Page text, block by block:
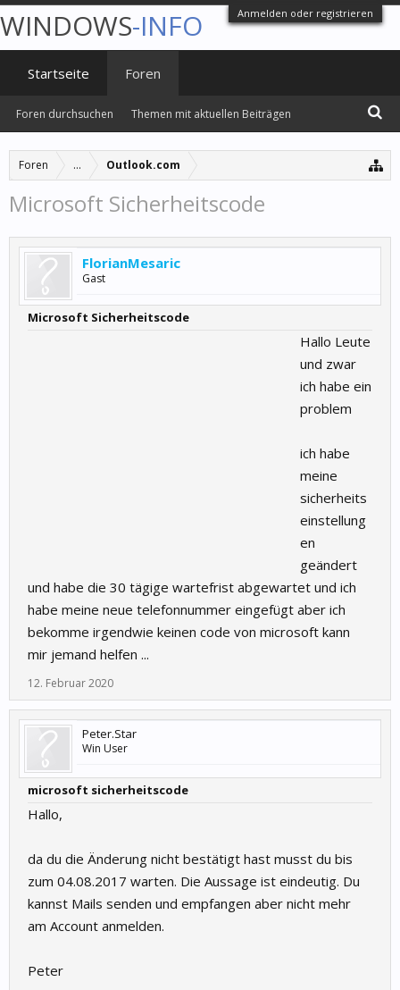
Anmelden oder registrieren
Foren ... Outlook.com
Microsoft Sicherheitscode
FlorianMesaric
Gast
Microsoft Sicherheitscode
Hallo Leute
und zwar
ich habe ein
problem
ich habe
meine
sicherheits
einstellung
en
geändert
und habe die 30 tägige wartefrist abgewartet und ich
habe meine neue telefonnummer eingefügt aber ich
bekomme irgendwie keinen code von microsoft kann
mir jemand helfen ...
12. Februar 2020
Peter.Star
Win User
microsoft sicherheitscode
Hallo,
da du die Änderung nicht bestätigt hast musst du bis
zum 04.08.2017 warten. Die Aussage ist eindeutig. Du
kannst Mails senden und empfangen aber nicht mehr
am Account anmelden.
Peter
WINDOWS-INFO
Startseite Foren
Foren durchsuchen Themen mit aktuellen Beiträgen